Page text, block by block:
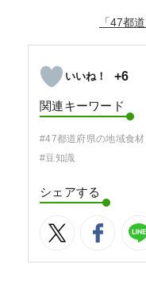
「47都
+6
関連キーワード
#47都道府県の地域食材
#豆知識
シェアする